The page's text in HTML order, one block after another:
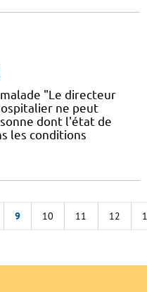
"Le directeur
ne peut
dont l'état de
les conditions
9 10 11 12